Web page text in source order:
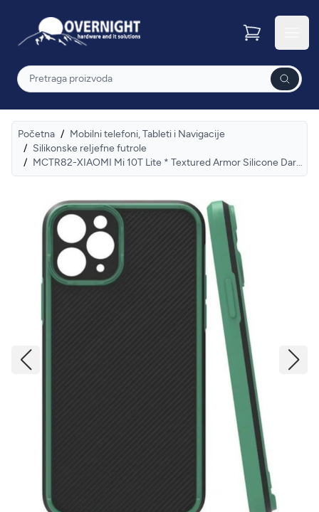
Overnight
Pretraga
Početna / Mobilni telefoni, Tableti i Navigacije
/ Silikonske reljefne futrole
/
MCTR82-XIAOMI Mi 10T Lite * Textured Armor Silicone Dark Green (79)